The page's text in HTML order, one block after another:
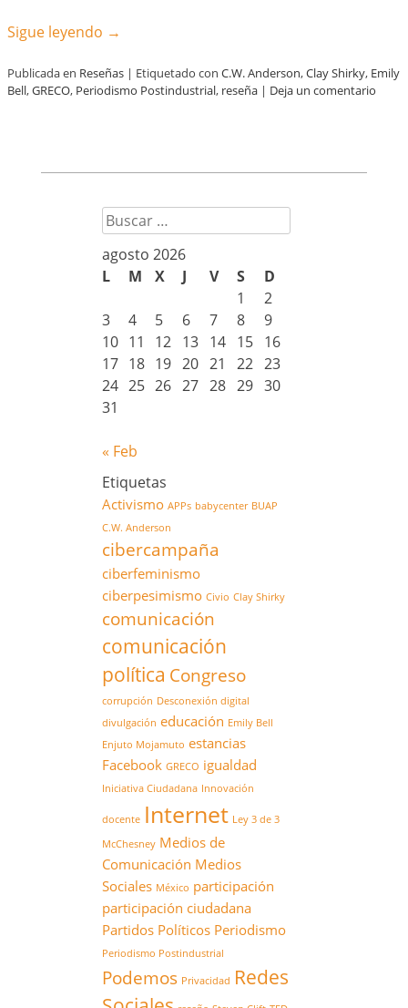
Sigue leyendo →
Publicada en Reseñas | Etiquetado con C.W. Anderson,Clay Shirky, Emily
Bell,GRECO, Periodismo Postindustrial, reseña | Deja un comentario
Buscar
agosto 2026
L
M X J V S
D
1
2
3
4 5 6 7 8
9
10 11 12 13 14 15 16
17 18 19 20 21 22 23
24 25 26 27 28 29 30
31
« Feb
Etiquetas
Activismo APPs babycenter BUAP
C.W. Anderson
cibercampaña
ciberfeminismo
ciberpesimismo Civio Clay Shirky
comunicación
comunicación
política Congreso
corrupción Desconexión digital
divulgación educación Emily Bell
Enjuto Mojamuto estancias
Facebook GRECO igualdad
Iniciativa Ciudadana Innovación
docente Internet Ley 3 de 3
McChesney Medios de
Comunicación Medios
Sociales México participación
participación ciudadana
Partidos Políticos Periodismo
Periodismo Postindustrial
Podemos Privacidad Redes